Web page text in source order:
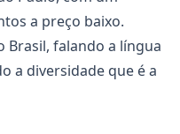
a preço baixo.
Brasil, falando a língua
a diversidade que é a